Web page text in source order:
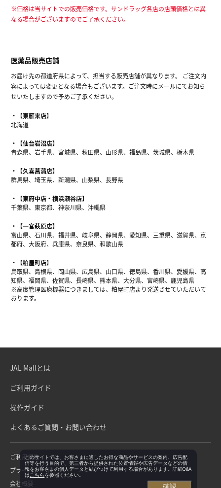
※価格は当サイトでの販売価格です。サンドラッグ各店の店頭価格とは異
なる場合がございますのでご了承ください。
医薬品販売店舗
お届け先の都道府県によって、担当する販売店舗が異なります。 ご注文内
容によっては変更となる場合もございます。ご注文時にメールにてお知ら
せいたしますので予めご了承ください。
【東雁来店】
北海道
【仙台岩沼店】
青森県、岩手県、宮城県、秋田県、山形県、福島県、茨城県、栃木県
【久喜菖蒲店】
群馬県、埼玉県、新潟県、山梨県、長野県
【東府中店・横浜瀬谷店】
千葉県、東京都、神奈川県、沖縄県
【一宮萩原店】
富山県、石川県、福井県、岐阜県、静岡県、愛知県、三重県、滋賀県、京
都府、大阪府、兵庫県、奈良県、和歌山県
【粕屋町店】
鳥取県、島根県、岡山県、広島県、山口県、徳島県、香川県、愛媛県、高
知県、福岡県、佐賀県、長崎県、熊本県、大分県、宮崎県、鹿児島県
※高度管理医療機器につきましては、粕屋町店より発送させていただいて
おります。
JAL Mallとは
ご利用ガイド
操作ガイド
よくあるご質問・お問い合わせ
ご利用規約
プライバシーポリシー
会社概要
このサイトでは、お客さまに適したお得な商品やサービスの案内、広告配
信等を行う目的で、第三者から提供された位置情報や広告データなどの情
報をお客さまの個人データと結びつけて利用する場合があります。詳細Q&A
は こちらを参照ください。